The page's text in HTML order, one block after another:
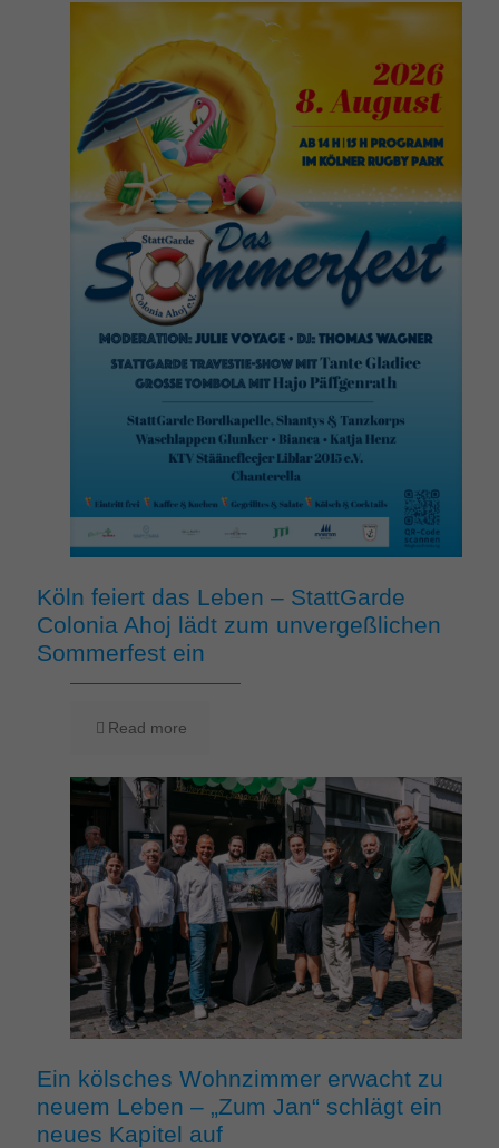
Köln feiert das Leben – StattGarde
Colonia Ahoj lädt zum unvergeßlichen
Sommerfest ein
Read more
Ein kölsches Wohnzimmer erwacht zu
neuem Leben – „Zum Jan“ schlägt ein
neues Kapitel auf